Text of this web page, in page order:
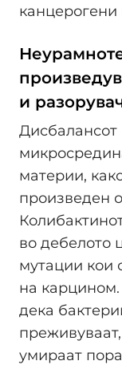
канцерогени
и
Дисбалансот
материи,
произведен
во дебелото
мутации кои
на карцином.
дека
умираат